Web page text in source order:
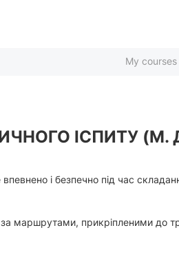
My courses
ІСПИТУ (М.
і безпечно під час
за маршрутами, прикріпленими до